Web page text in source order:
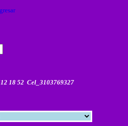
18 52 Cel_3103769327